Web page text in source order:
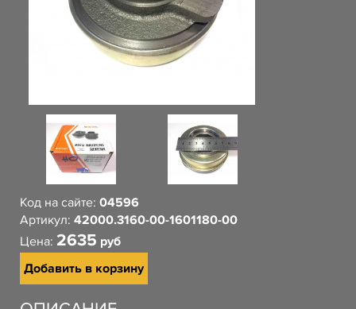
Код на сайте: 04596
Артикул: 42000.3160-00-1601180-00
Цена: 2635 руб
Добавить в корзину